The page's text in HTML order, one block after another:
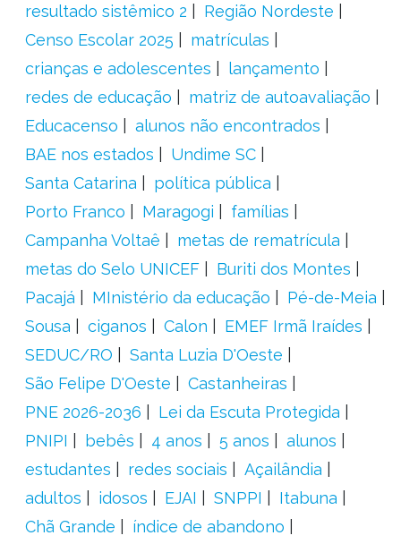
resultado sistêmico 2
Região Nordeste
Censo Escolar 2025
matrículas
crianças e adolescentes
lançamento
redes de educação
matriz de autoavaliação
Educacenso
alunos não encontrados
BAE nos estados
Undime SC
Santa Catarina
política pública
Porto Franco
Maragogi
famílias
Campanha Voltaê
metas de rematrícula
metas do Selo UNICEF
Buriti dos Montes
Pacajá
MInistério da educação
Pé-de-Meia
Sousa
ciganos Calon
EMEF Irmã Iraídes
SEDUC/RO
Santa Luzia D'Oeste
São Felipe D'Oeste
Castanheiras
PNE 2026-2036
Lei da Escuta Protegida
PNIPI
bebês 4 anos 5 anos
alunos
estudantes
redes sociais
Açailândia
adultos
idosos EJAI SNPPI
Itabuna
Chã Grande
índice de abandono